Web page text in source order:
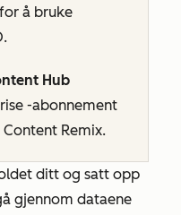
å bruke
Hub
-abonnement
Remix.
ditt og satt opp
gjennom dataene